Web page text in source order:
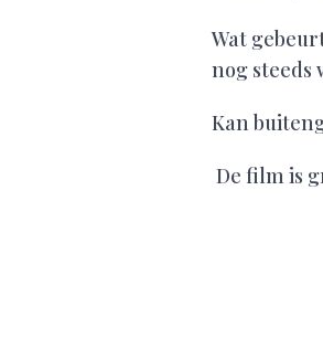
Wat
nog steeds
Kan
De film is